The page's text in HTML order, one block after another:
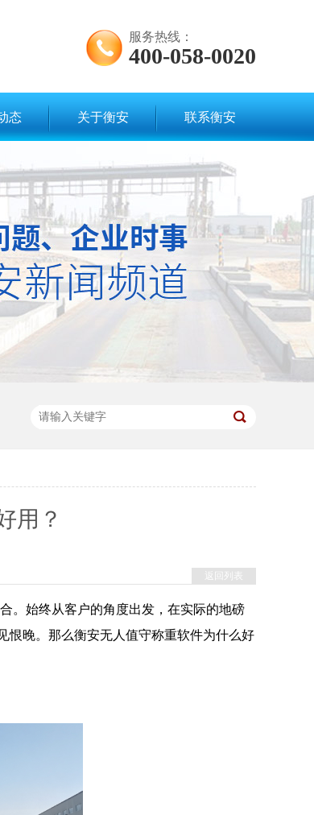
服务热线：
400-058-0020
态 关于衡安 联系衡安
用？
返回列表
。始终从客户的角度出发，在实际的地磅
恨晚。那么衡安无人值守称重软件为什么好